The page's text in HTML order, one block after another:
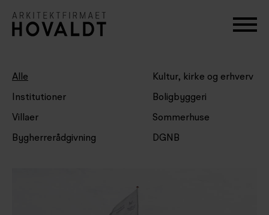
Alle Kultur, kirke og erhverv
Institutioner Boligbyggeri
Villaer Sommerhuse
Bygherrerådgivning DGNB